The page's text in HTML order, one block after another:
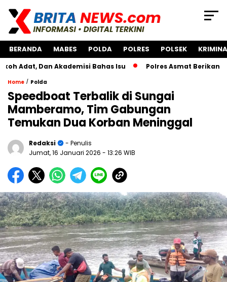
BERANDA MABES POLDA POLRES POLSEK
Akademisi Bahas Isu Polres Asmat Berikan Bantuan
Home / Polda
Speedboat Terbalik di Sungai
Mamberamo, Tim Gabungan
Temukan Dua Korban Meninggal
Redaksi
- Penulis
Jumat, 16 Januari 2026 - 13:26 WIB